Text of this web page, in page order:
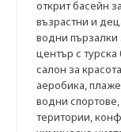
открит басейн
възрастни и
водни пързалки
център с
салон за
аеробика,
водни
територии,